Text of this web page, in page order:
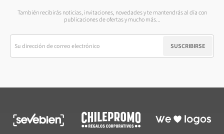
También recibirás noticias, invitaciones, novedades y te mantendrás al día con
publicaciones de ofertas y mucho más...
SUSCRIBIRSE